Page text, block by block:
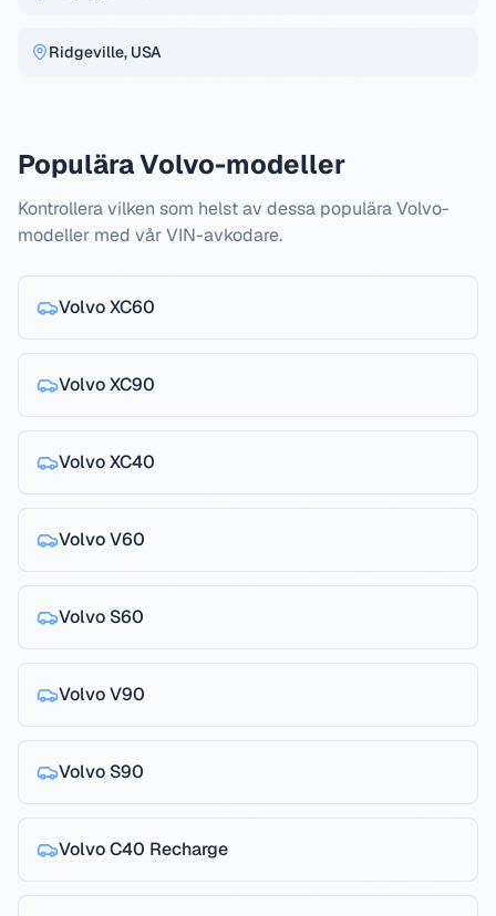
Ridgeville, USA
Populära Volvo-modeller
Kontrollera vilken som helst av dessa populära Volvo-
modeller med vår VIN-avkodare.
VolvoXC60
VolvoXC90
VolvoXC40
VolvoV60
Volvo S60
VolvoV90
Volvo S90
VolvoC40 Recharge